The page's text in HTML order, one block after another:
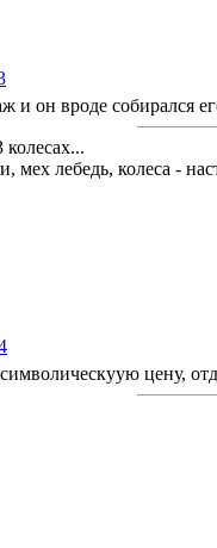
и он вроде собирался
колесах...
мех лебедь, колеса -
цену,